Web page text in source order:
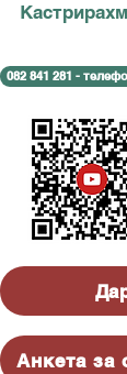
082 841 281 -
Анкета за